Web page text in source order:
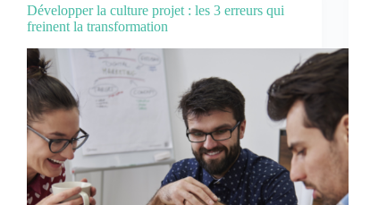
Développer la culture projet : les 3 erreurs qui
freinent la transformation